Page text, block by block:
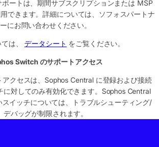
ートは、期間サブスクリプションまたは MSP
できます。詳細については、ソフォスパートナ
ーにお問い合わせください。
ては、データシート をご覧ください。
Switch のサポートアクセス
アクセスは、Sophos Central に登録および接続
に対してのみ有効化できます。Sophos Central
スイッチについては、トラブルシューティング/
デバッグが制限されます。